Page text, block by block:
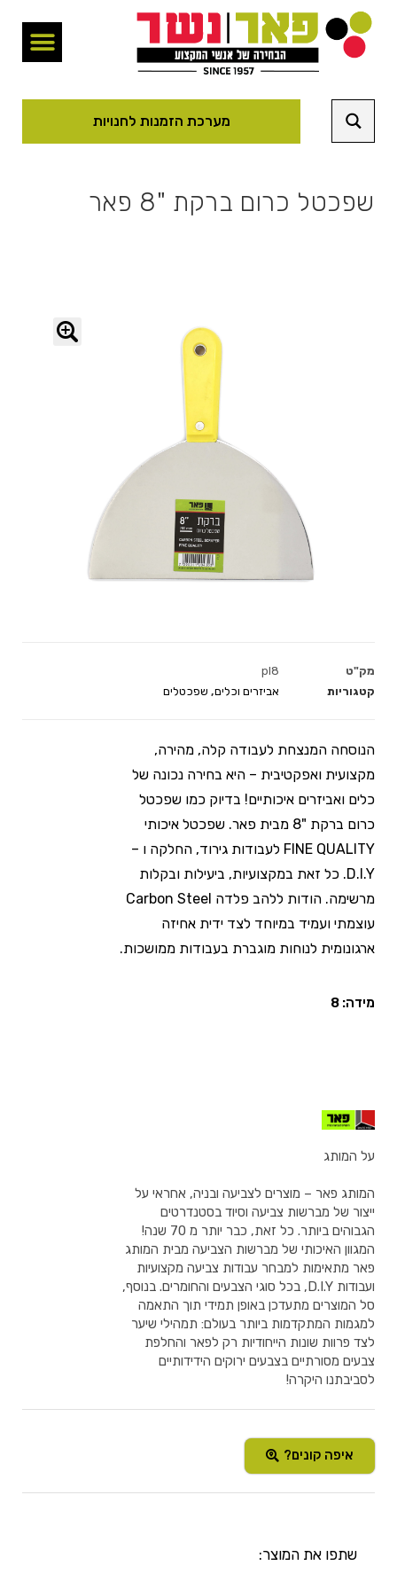
מערכת הזמנות לחנויות
שפכטל כרום ברקת "8 פאר
מק"ט
pl8
קטגוריות
אביזרים וכלים, שפכטלים
הנוסחה המנצחת לעבודה קלה, מהירה,
מקצועית ואפקטיבית – היא בחירה נכונה של
כלים ואביזרים איכותיים! בדיוק כמו שפכטל
כרום ברקת "8 מבית פאר. שפכטל איכותי
FINE QUALITY לעבודות גירוד, החלקה ו –
D.I.Y. כל זאת במקצועיות, ביעילות ובקלות
מרשימה. הודות ללהב פלדה Carbon Steel
עוצמתי ועמיד במיוחד לצד ידית אחיזה
ארגונומית לנוחות מוגברת בעבודות ממושכות.
מידה: 8
על המותג
המותג פאר – מוצרים לצביעה ובניה, אחראי על
ייצור של מברשות צביעה וסיוד בסטנדרטים
הגבוהים ביותר. כל זאת, כבר יותר מ 70 שנה!
המגוון האיכותי של מברשות הצביעה מבית המותג
פאר מתאימות למבחר עבודות צביעה מקצועיות
ועבודות D.I.Y, בכל סוגי הצבעים והחומרים. בנוסף,
סל המוצרים מתעדכן באופן תמידי תוך התאמה
למגמות המתקדמות ביותר בעולם: תמהילי שיער
לצד פרוות שונות הייחודיות רק לפאר והחלפת
צבעים מסורתיים בצבעים ירוקים הידידותיים
לסביבתנו היקרה!
איפה קונים?
שתפו את המוצר: